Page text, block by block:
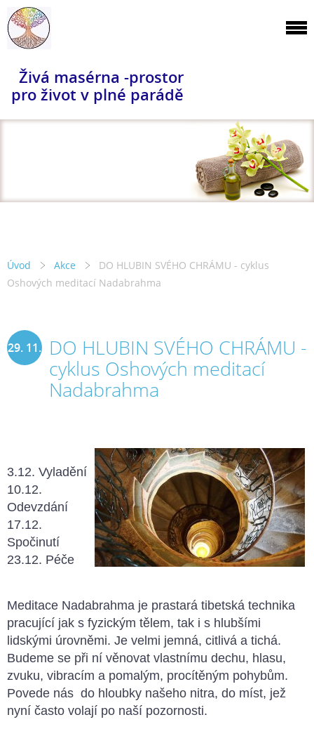
Živá masérna -prostor
pro život v plné parádě
Úvod Akce
DO HLUBIN SVÉHO CHRÁMU - cyklus
Oshových meditací Nadabrahma
29. 11. DO HLUBIN SVÉHO CHRÁMU -
cyklus Oshových meditací
Nadabrahma
3.12. Vyladění
10.12.
Odevzdání
17.12.
Spočinutí
23.12. Péče
Meditace Nadabrahma je prastará tibetská technika
pracující jak s fyzickým tělem, tak i s hlubšími
lidskými úrovněmi. Je velmi jemná, citlivá a tichá.
Budeme se při ní věnovat vlastnímu dechu, hlasu,
zvuku, vibracím a pomalým, procítěným pohybům.
Povede nás do hloubky našeho nitra, do míst, jež
nyní často volají po naší pozornosti.